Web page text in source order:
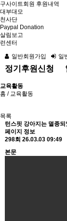
구사이트회원 후원내역
대부대모
천사단
Paypal Donation
살림보고
런센터
일반회원가입
일
정기후원신청
교육활동
홈 / 교육활동
목록
턴스핏 강아지는 멸종되
페이지 정보
298회 26.03.03 09:49
본문